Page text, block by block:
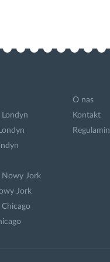
Londyn
Nowy Jork
Jork
O nas
Kontakt
Regulamin